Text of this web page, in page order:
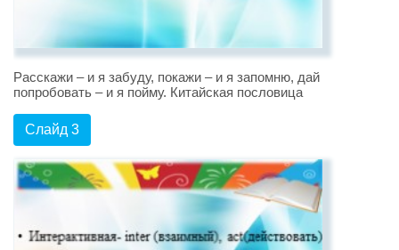
Расскажи – и я забуду, покажи – и я запомню, дай
попробовать – и я пойму. Китайская пословица
Слайд 3